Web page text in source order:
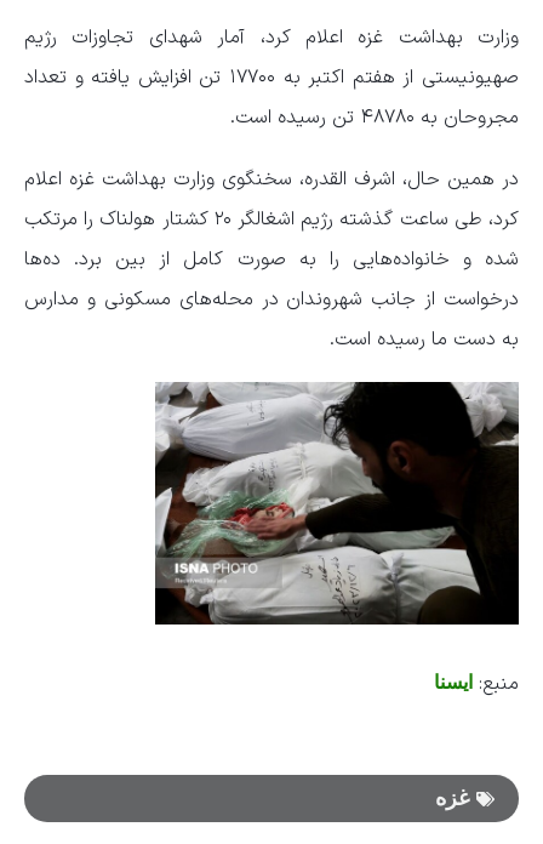
وزارت بهداشت غزه اعلام کرد، آمار شهدای تجاوزات رژیم
صهیونیستی از هفتم اکتبر به ۱۷۷۰۰ تن افزایش یافته و تعداد
مجروحان به ۴۸۷۸۰ تن رسیده است.
در همین حال، اشرف القدره، سخنگوی وزارت بهداشت غزه اعلام
کرد، طی ساعت گذشته رژیم اشغالگر ۲۰ کشتار هولناک را مرتکب
شده و خانواده‌هایی را به صورت کامل از بین برد. ده‌ها
درخواست از جانب شهروندان در محله‌های مسکونی و مدارس
به دست ما رسیده است.
منبع: ایسنا
غزه